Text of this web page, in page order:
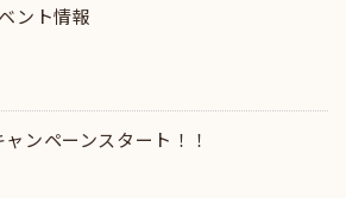
ント情報
ンペーンスタート！！